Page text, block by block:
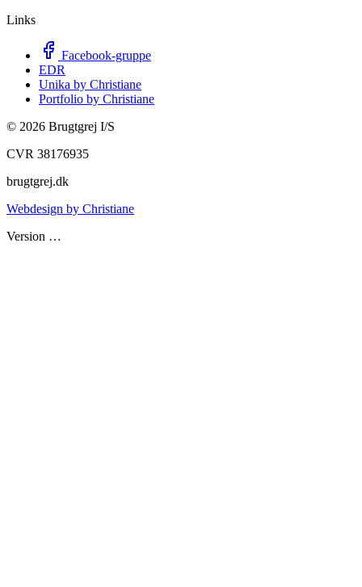
Links
Facebook-gruppe
EDR
Unika by Christiane
Portfolio by Christiane
© 2026 Brugtgrej I/S
CVR 38176935
brugtgrej.dk
Webdesign by Christiane
Version …